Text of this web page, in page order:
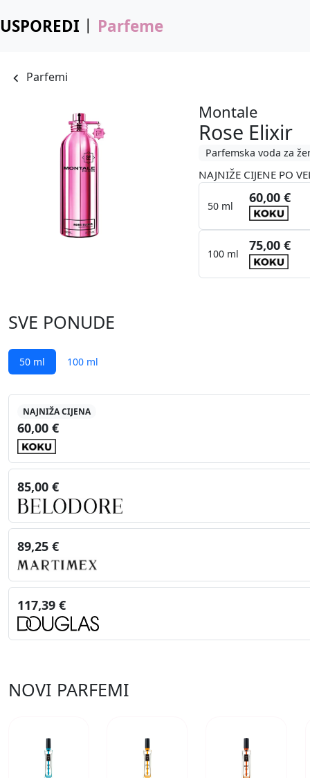
USPOREDI Parfeme
Parfemi
Montale
Rose Elixir
Parfemska voda za
NAJNIŽE CIJENE PO
50 ml
60,00 €
100 ml
75,00 €
SVE PONUDE
50 ml 100 ml
NAJNIŽA CIJENA
60,00 €
85,00 €
89,25 €
117,39 €
NOVI PARFEMI